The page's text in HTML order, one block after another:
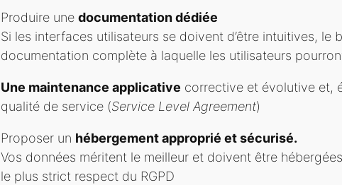
Produire une documentation dédiée
Si les interfaces utilisateurs se doivent d’être intuitives, le
documentation complète à laquelle les utilisateurs
Une maintenance applicative corrective et évolutive et,
qualité de service (Service Level Agreement)
Proposer un hébergement approprié et sécurisé.
Vos données méritent le meilleur et doivent être
le plus strict respect du RGPD